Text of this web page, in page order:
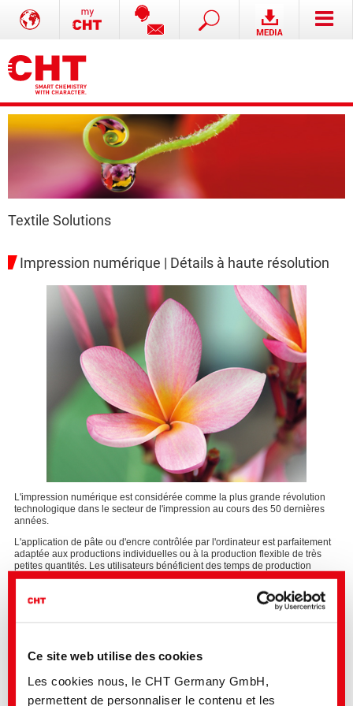
Ce site web utilise des cookies
Les cookies nous, le CHT Germany GmbH,
permettent de personnaliser le contenu et les
Textile Solutions
Impression numérique | Détails à haute résolution
L'impression numérique est considérée comme la plus grande révolution
technologique dans le secteur de l'impression au cours des 50 dernières
années.
L'application de pâte ou d'encre contrôlée par l'ordinateur est parfaitement
adaptée aux productions individuelles ou à la production flexible de très
petites quantités. Les utilisateurs bénéficient des temps de production
courts et des coûts de production relativement bas.
En tant que partenaire intégré avec des connaissances textiles dans
l'ensemble de la production textile, la CHT offre également des solutions de
processus et de produits de haute qualité ainsi que des services uniques
Les solutions textiles de CHT (« CHT Textile Solutions ») apportent une